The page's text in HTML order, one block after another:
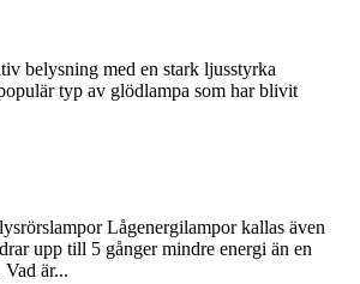
belysning med en stark ljusstyrka
typ av glödlampa som har blivit
Lågenergilampor kallas även
upp till 5 gånger mindre energi än en
är...